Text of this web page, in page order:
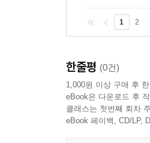
1 2
한줄평 (0건)
1,000원 이상 구매 후
eBook은 다운로드 후
클래스는 첫번째 회차
eBook 페이백, CD/LP,